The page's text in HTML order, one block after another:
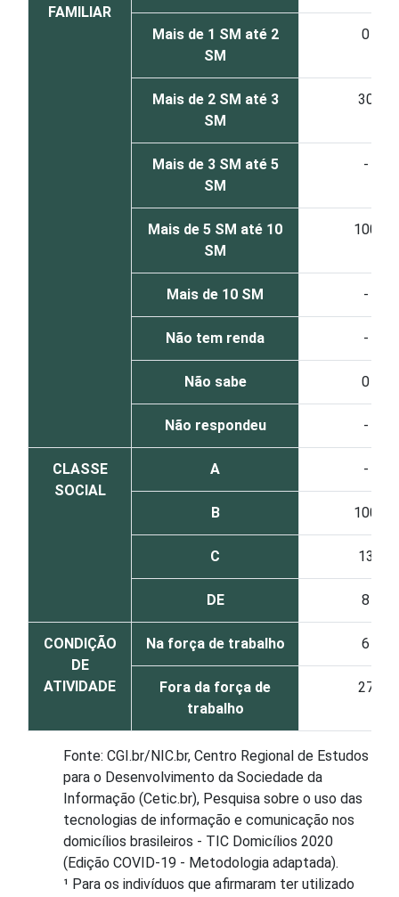
FAMILIAR
Mais de 1 SM até 2
SM
0
Mais de 2 SM até 3
SM
30
Mais de 3 SM até 5
SM
-
Mais de 5 SM até 10
SM
100
Mais de 10 SM -
Não tem renda -
Não sabe 0
Não respondeu -
CLASSE
SOCIAL
A -
B 100
C 13
DE 8
CONDIÇÃO
DE
ATIVIDADE
Na força de trabalho 6
Fora da força de
trabalho
27
Fonte: CGI.br/NIC.br, Centro Regional de Estudos
para o Desenvolvimento da Sociedade da
Informação (Cetic.br), Pesquisa sobre o uso das
tecnologias de informação e comunicação nos
domicílios brasileiros - TIC Domicílios 2020
(Edição COVID-19 - Metodologia adaptada).
¹ Para os indivíduos que afirmaram ter utilizado